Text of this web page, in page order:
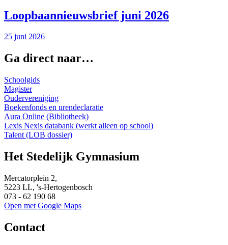
Loopbaannieuwsbrief juni 2026
25 juni 2026
Ga direct naar…
Schoolgids
Magister
Oudervereniging
Boekenfonds en urendeclaratie
Aura Online (Bibliotheek)
Lexis Nexis databank (werkt alleen op school)
Talent (LOB dossier)
Het Stedelijk Gymnasium
Mercatorplein 2,
5223 LL, 's-Hertogenbosch
073 - 62 190 68
Open met Google Maps
Contact